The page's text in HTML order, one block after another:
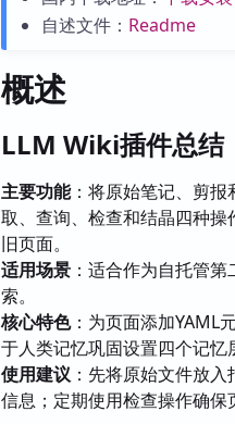
自述文件： Readme
概述
LLM Wiki插件总结
主要功能：将原始笔记、剪报
取、查询、检查和结晶四种
旧页面。
适用场景 ：适合作为自托管
索。
核心特色：为页面添加YAML
于人类记忆巩固设置四个记忆
使用建议 ：先将原始文件放
信息；定期使用检查操作确保